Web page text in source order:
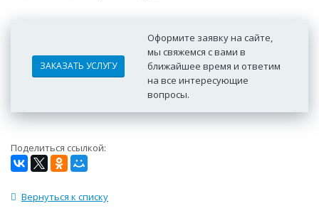
ЗАКАЗАТЬ УСЛУГУ
Оформите заявку на сайте,
мы свяжемся с вами в
ближайшее время и ответим
на все интересующие
вопросы.
Поделиться ссылкой:
Вернуться к списку